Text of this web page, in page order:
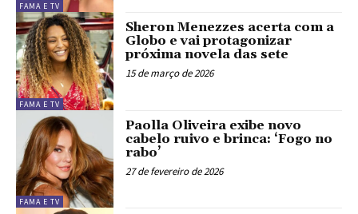
FAMA E TV
FAMA E TV
Sheron Menezzes acerta com a
Globo e vai protagonizar
próxima novela das sete
15 de março de 2026
FAMA E TV
Paolla Oliveira exibe novo
cabelo ruivo e brinca: ‘Fogo no
rabo’
27 de fevereiro de 2026